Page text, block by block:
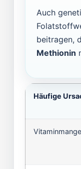
Auch
beitragen,
Methionin
Häufige